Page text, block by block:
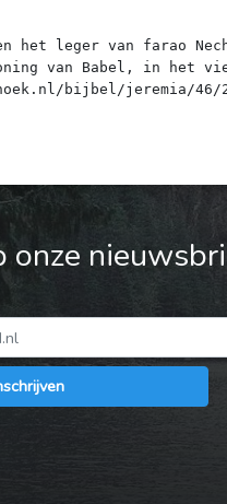
het leger van farao
van Babel, in het
onze